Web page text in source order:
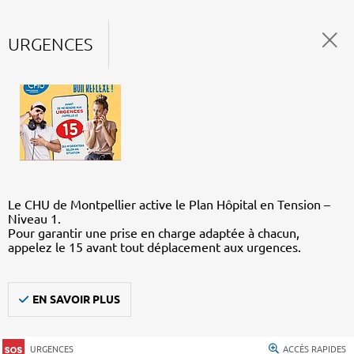
URGENCES
Le CHU de Montpellier active le Plan Hôpital en Tension –
Niveau 1.
Pour garantir une prise en charge adaptée à chacun,
appelez le 15 avant tout déplacement aux urgences.
EN SAVOIR PLUS
URGENCES ACCÈS RAPIDES